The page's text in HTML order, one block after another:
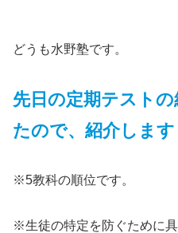
どうも水野塾です。
先日の定期テスト
たので、紹介します
※5教科の順位です。
※生徒の特定を防ぐために